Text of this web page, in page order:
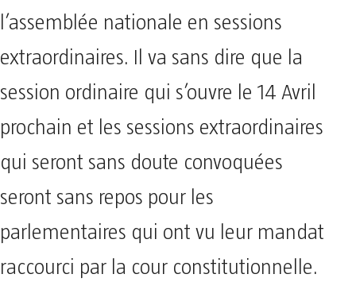
l’assemblée nationale en sessions
extraordinaires. Il va sans dire que la
session ordinaire qui s’ouvre le 14 Avril
prochain et les sessions extraordinaires
qui seront sans doute convoquées
seront sans repos pour les
parlementaires qui ont vu leur mandat
raccourci par la cour constitutionnelle.